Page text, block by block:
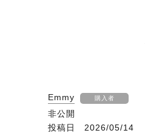
Emmy 購入者
非公開
投稿日
2026/05/14